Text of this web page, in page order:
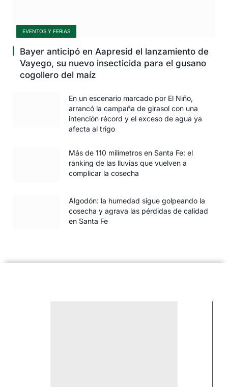
EVENTOS Y FERIAS
Bayer anticipó en Aapresid el lanzamiento de
Vayego, su nuevo insecticida para el gusano
cogollero del maíz
En un escenario marcado por El Niño,
arrancó la campaña de girasol con una
intención récord y el exceso de agua ya
afecta al trigo
Más de 110 milímetros en Santa Fe: el
ranking de las lluvias que vuelven a
complicar la cosecha
Algodón: la humedad sigue golpeando la
cosecha y agrava las pérdidas de calidad
en Santa Fe